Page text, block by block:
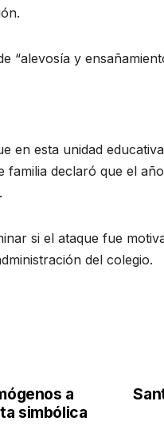
“alevosía y
en esta unidad
familia declaró que el
si el ataque fue
del colegio.
a
simbólica